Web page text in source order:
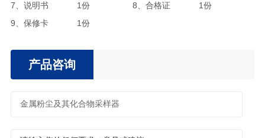
7、说明书 1份 8、合格证 1份
9、保修卡 1份
产品咨询